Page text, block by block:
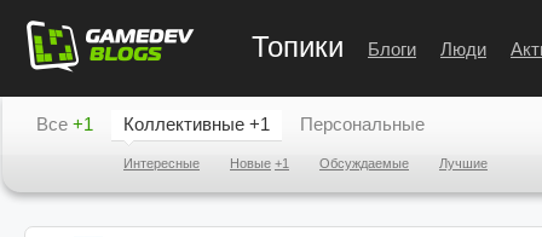
Топики Блоги Люди
Все +1 Коллективные +1
Интересные Новые +1 Обсуждаемые Лучшие
Персональные